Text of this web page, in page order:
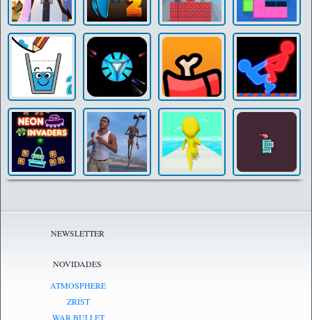
NEWSLETTER
NOVIDADES
ATMOSPHERE
ZRIST
WAR BULLET